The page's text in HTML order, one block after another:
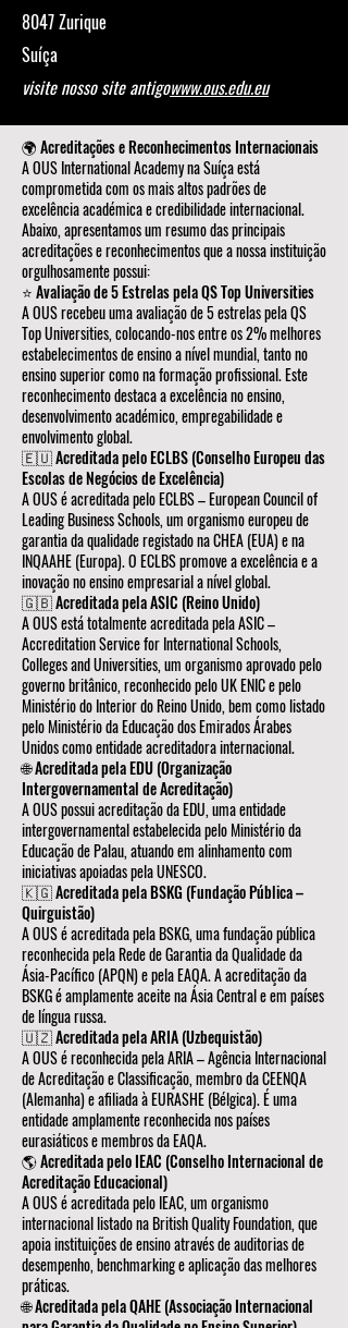
8047 Zurique
Suíça
visite nosso site antigowww.ous.edu.eu
🌍 Acreditações e Reconhecimentos Internacionais
A OUS International Academy na Suíça está
comprometida com os mais altos padrões de
excelência académica e credibilidade internacional.
Abaixo, apresentamos um resumo das principais
acreditações e reconhecimentos que a nossa instituição
orgulhosamente possui:
⭐ Avaliação de 5 Estrelas pela QS Top Universities
A OUS recebeu uma avaliação de 5 estrelas pela QS
Top Universities, colocando-nos entre os 2% melhores
estabelecimentos de ensino a nível mundial, tanto no
ensino superior como na formação profissional. Este
reconhecimento destaca a excelência no ensino,
desenvolvimento académico, empregabilidade e
envolvimento global.
🇪🇺 Acreditada pelo ECLBS (Conselho Europeu das
Escolas de Negócios de Excelência)
A OUS é acreditada pelo ECLBS – European Council of
Leading Business Schools, um organismo europeu de
garantia da qualidade registado na CHEA (EUA) e na
INQAAHE (Europa). O ECLBS promove a excelência e a
inovação no ensino empresarial a nível global.
🇬🇧 Acreditada pela ASIC (Reino Unido)
A OUS está totalmente acreditada pela ASIC –
Accreditation Service for International Schools,
Colleges and Universities, um organismo aprovado pelo
governo britânico, reconhecido pelo UK ENIC e pelo
Ministério do Interior do Reino Unido, bem como listado
pelo Ministério da Educação dos Emirados Árabes
Unidos como entidade acreditadora internacional.
🌐 Acreditada pela EDU (Organização
Intergovernamental de Acreditação)
A OUS possui acreditação da EDU, uma entidade
intergovernamental estabelecida pelo Ministério da
Educação de Palau, atuando em alinhamento com
iniciativas apoiadas pela UNESCO.
🇰🇬 Acreditada pela BSKG (Fundação Pública –
Quirguistão)
A OUS é acreditada pela BSKG, uma fundação pública
reconhecida pela Rede de Garantia da Qualidade da
Ásia-Pacífico (APQN) e pela EAQA. A acreditação da
BSKG é amplamente aceite na Ásia Central e em países
de língua russa.
🇺🇿 Acreditada pela ARIA (Uzbequistão)
A OUS é reconhecida pela ARIA – Agência Internacional
de Acreditação e Classificação, membro da CEENQA
(Alemanha) e afiliada à EURASHE (Bélgica). É uma
entidade amplamente reconhecida nos países
eurasiáticos e membros da EAQA.
🌎 Acreditada pelo IEAC (Conselho Internacional de
Acreditação Educacional)
A OUS é acreditada pelo IEAC, um organismo
internacional listado na British Quality Foundation, que
apoia instituições de ensino através de auditorias de
desempenho, benchmarking e aplicação das melhores
práticas.
🌐 Acreditada pela QAHE (Associação Internacional